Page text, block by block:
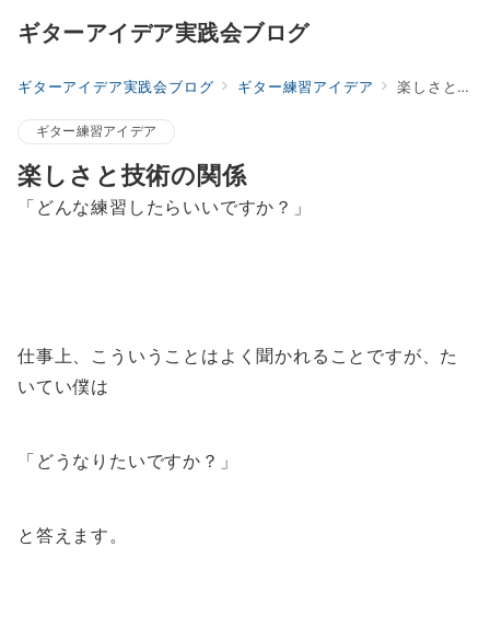
ギターアイデア実践会ブログ
ギターアイデア実践会ブログ ギター練習アイデア 楽しさと技術の関係
ギター練習アイデア
楽しさと技術の関係
「どんな練習したらいいですか？」
仕事上、こういうことはよく聞かれることですが、た
いてい僕は
「どうなりたいですか？」
と答えます。